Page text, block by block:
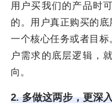
用户买我们的产品时
的。用户真正购买的
一个核心任务或者目
户需求的底层逻辑，
向。
2. 多做这两步，更深